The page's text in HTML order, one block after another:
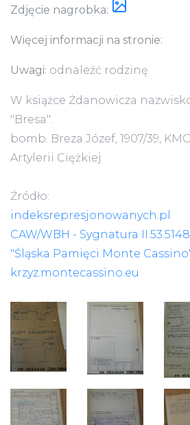
Zdjęcie nagrobka:
Więcej informacji na stronie:
Uwagi: odnaleźć rodzinę
W książce Żdanowicza
"Bresa".
bomb. Breza Józef, 1907/39,
Artylerii Ciężkiej
Źródło:
indeksrepresjonowanych.pl
CAW/WBH - Sygnatura II.53.5148
"Śląska Pamięci Monte
krzyz.montecassino.eu